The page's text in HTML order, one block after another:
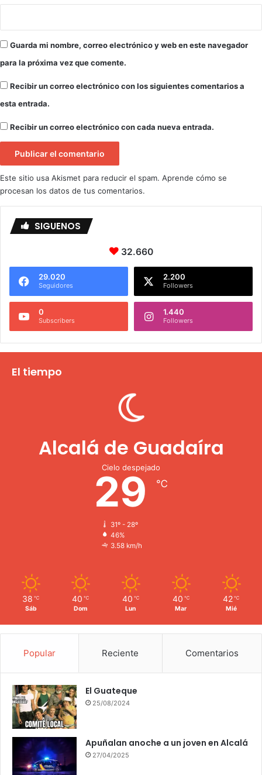
a
d
l
e
.
u
e
t
Guarda mi nombre, correo electrónico y web en este navegador
para la próxima vez que comente.
Recibir un correo electrónico con los siguientes comentarios a
esta entrada.
Recibir un correo electrónico con cada nueva entrada.
Este sitio usa Akismet para reducir el spam. Aprende cómo se
procesan los datos de tus comentarios.
SIGUENOS
32.660
29.020
Seguidores
2.200
Followers
0
Subscribers
1.440
Followers
El tiempo
Alcalá de Guadaíra
Cielo despejado
29 ℃
31º - 28º
46%
3.58 km/h
38 ℃
Sáb
40 ℃
Dom
40 ℃
Lun
40 ℃
Mar
42 ℃
Mié
Popular Reciente Comentarios
El Guateque
25/08/2024
Apuñalan anoche a un joven en Alcalá
27/04/2025